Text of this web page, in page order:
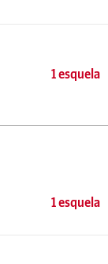
1 esquela
1 esquela